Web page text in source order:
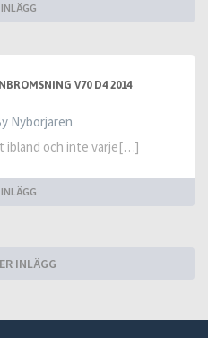
V70 D4 2014
Nybörjaren
ibland och inte varje[…]
INLÄGG